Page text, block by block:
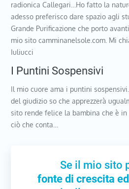
radionica Callegari…Ho fatto la
adesso preferisco dare spazio agli
Grande Purificazione che porto
mio sito camminanelsole.com. Mi
Iuliucci
I Puntini Sospensivi
Il mio cuore ama i puntini
del giudizio so che apprezzerà
sito rende felice la bambina che è
ciò che conta…
Se il mio sito
fonte di crescita